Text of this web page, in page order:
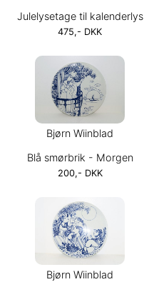
Julelysetage til kalenderlys
475,- DKK
Bjørn Wiinblad
Blå smørbrik - Morgen
200,- DKK
Bjørn Wiinblad